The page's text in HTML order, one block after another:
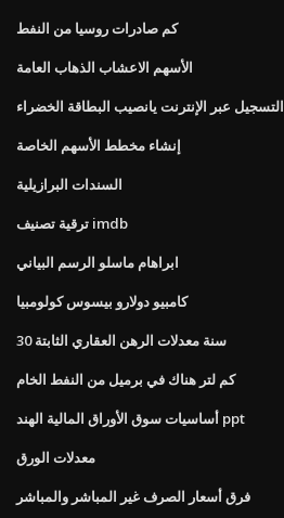
كم صادرات روسيا من النفط
الأسهم الاعشاب الذهاب العامة
التسجيل عبر الإنترنت يانصيب البطاقة الخضراء
إنشاء مخطط الأسهم الخاصة
السندات البرازيلية
ترقية تصنيف imdb
ابراهام ماسلو الرسم البياني
كامبيو دولارو بيسوس كولومبيا
30 سنة معدلات الرهن العقاري الثابتة
كم لتر هناك في برميل من النفط الخام
أساسيات سوق الأوراق المالية الهند ppt
معدلات الورق
فرق أسعار الصرف غير المباشر والمباشر